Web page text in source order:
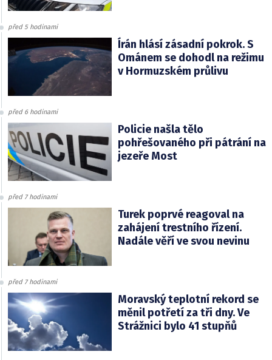
před 5 hodinami
Írán hlásí zásadní pokrok. S
Ománem se dohodl na režimu
v Hormuzském průlivu
před 6 hodinami
Policie našla tělo
pohřešovaného při pátrání na
jezeře Most
před 7 hodinami
Turek poprvé reagoval na
zahájení trestního řízení.
Nadále věří ve svou nevinu
před 7 hodinami
Moravský teplotní rekord se
měnil potřetí za tři dny. Ve
Strážnici bylo 41 stupňů